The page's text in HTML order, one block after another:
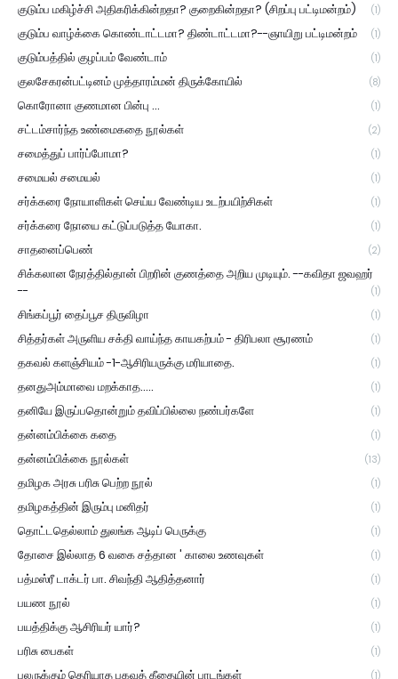
குடும்ப மகிழ்ச்சி அதிகரிக்கின்றதா? குறைகின்றதா? (சிறப்பு பட்டிமன்றம்) (1)
குடும்ப வாழ்க்கை கொண்டாட்டமா? திண்டாட்டமா?--ஞாயிறு பட்டிமன்றம் (1)
குடும்பத்தில் குழப்பம் வேண்டாம் (1)
குலசேகரன்பட்டினம் முத்தாரம்மன் திருக்கோயில் (8)
கொரோனா குணமான பின்பு ... (1)
சட்டம்சார்ந்த உண்மைகதை நூல்கள் (2)
சமைத்துப் பார்ப்போமா? (1)
சமையல் சமையல் (1)
சர்க்கரை நோயாளிகள் செய்ய வேண்டிய உடற்பயிற்சிகள் (1)
சர்க்கரை நோயை கட்டுப்படுத்த யோகா. (1)
சாதனைப்பெண் (2)
சிக்கலான நேரத்தில்தான் பிறரின் குணத்தை அறிய முடியும். --கவிதா ஜவஹர்
--
(1)
சிங்கப்பூர் தைப்பூச திருவிழா (1)
சித்தர்கள் அருளிய சக்தி வாய்ந்த காயகற்பம் - திரிபலா சூரணம் (1)
தகவல் களஞ்சியம் -1-ஆசிரியருக்கு மரியாதை. (1)
தனதுஅம்மாவை மறக்காத..... (1)
தனியே இருப்பதொன்றும் தவிப்பில்லை நண்பர்களே (1)
தன்னம்பிக்கை கதை (1)
தன்னம்பிக்கை நூல்கள் (13)
தமிழக அரசு பரிசு பெற்ற நூல் (1)
தமிழகத்தின் இரும்பு மனிதர் (1)
தொட்டதெல்லாம் துலங்க ஆடிப் பெருக்கு (1)
தோசை இல்லாத 6 வகை சத்தான ' காலை உணவுகள் (1)
பத்மஸ்ரீ டாக்டர் பா. சிவந்தி ஆதித்தனார் (1)
பயண நூல் (1)
பயத்திக்கு ஆசிரியர் யார்? (1)
பரிசு பைகள் (1)
பலருக்கும் தெரியாத பகவத் கீதையின் பாடங்கள் (1)